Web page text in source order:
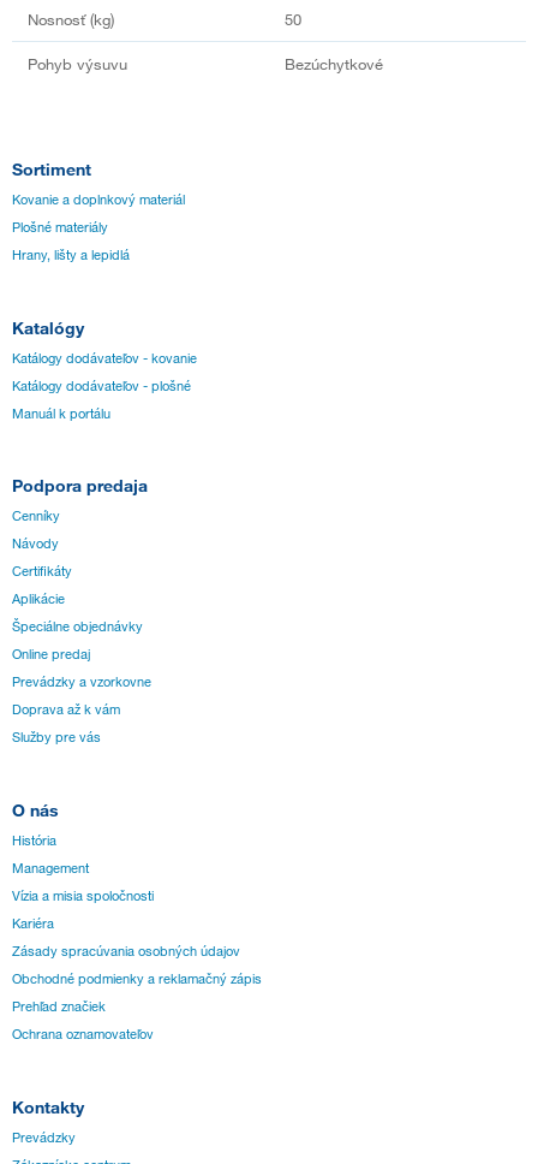
Nosnosť (kg) 50
Pohyb výsuvu Bezúchytkové
Sortiment
Kovanie a doplnkový materiál
Plošné materiály
Hrany, lišty a lepidlá
Katalógy
Katálogy dodávateľov - kovanie
Katálogy dodávateľov - plošné
Manuál k portálu
Podpora predaja
Cenníky
Návody
Certifikáty
Aplikácie
Špeciálne objednávky
Online predaj
Prevádzky a vzorkovne
Doprava až k vám
Služby pre vás
O nás
História
Management
Vízia a misia spoločnosti
Kariéra
Zásady spracúvania osobných údajov
Obchodné podmienky a reklamačný zápis
Prehľad značiek
Ochrana oznamovateľov
Kontakty
Prevádzky